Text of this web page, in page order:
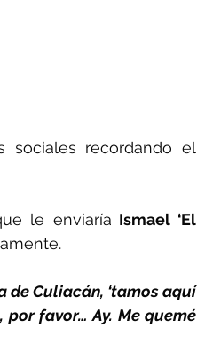
sociales recordando el
le enviaría Ismael ‘El
de Culiacán, ‘tamos aquí
favor… Ay. Me quemé